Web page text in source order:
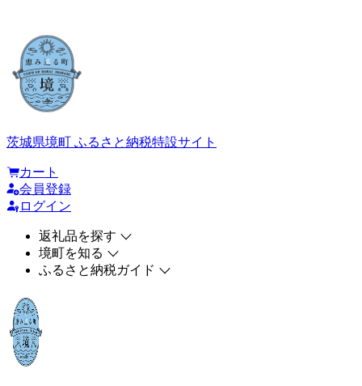
茨城県境町 ふるさと納税特設サイト
カート
会員登録
ログイン
返礼品を探す
境町を知る
ふるさと納税ガイド